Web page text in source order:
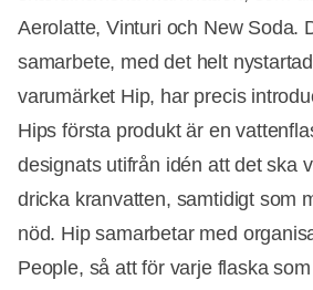
Aerolatte, Vinturi och New Soda.
samarbete, med det helt
varumärket Hip, har precis
Hips första produkt är en
designats utifrån idén att det ska
dricka kranvatten, samtidigt som
nöd. Hip samarbetar med
People, så att för varje flaska